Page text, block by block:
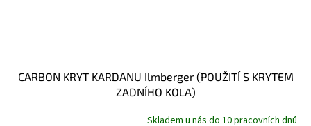
CARBON KRYT KARDANU Ilmberger (POUŽITÍ S KRYTEM
ZADNÍHO KOLA)
Skladem u nás do 10 pracovních dnů